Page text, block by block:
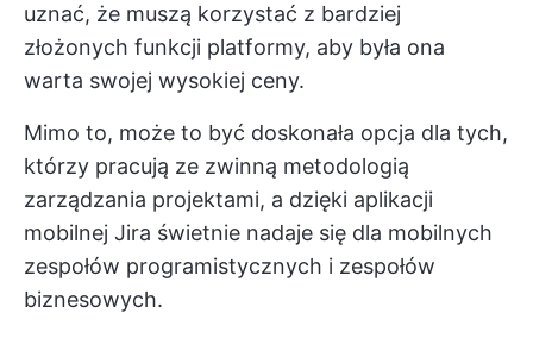
uznać, że muszą korzystać z bardziej
złożonych funkcji platformy, aby była ona
warta swojej wysokiej ceny.
Mimo to, może to być doskonała opcja dla tych,
którzy pracują ze zwinną metodologią
zarządzania projektami, a dzięki aplikacji
mobilnej Jira świetnie nadaje się dla mobilnych
zespołów programistycznych i zespołów
biznesowych.